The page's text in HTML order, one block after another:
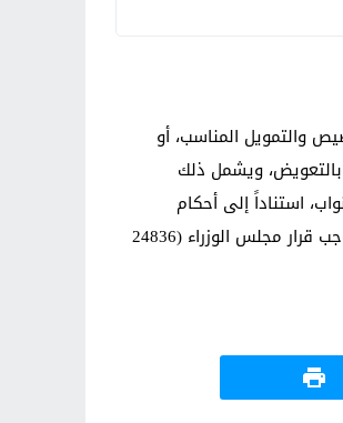
والتمويل المناسب، أو
بالتعويض، ويشمل ذلك
استناداً إلى أحكام
الدستور.كما وافق مجلس الوزراء على سحب مشروع قانون التعديل الخامس لقانون الطيران المدني (148 لسنة 1974) من مجلس النواب، الصادر بموجب قرار مجلس الوزراء (24836